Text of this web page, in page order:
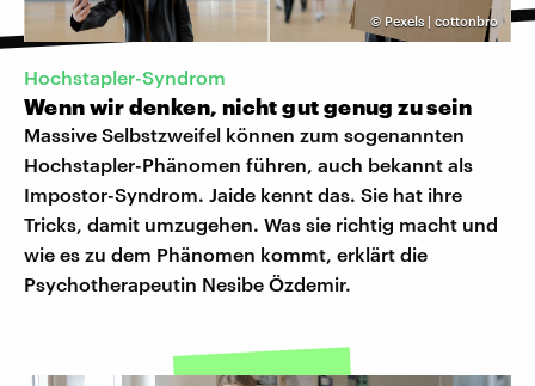
© Pexels | cottonbro
Hochstapler-Syndrom
Wenn wir denken, nicht gut genug zu sein
Massive Selbstzweifel können zum sogenannten
Hochstapler-Phänomen führen, auch bekannt als
Impostor-Syndrom. Jaide kennt das. Sie hat ihre
Tricks, damit umzugehen. Was sie richtig macht und
wie es zu dem Phänomen kommt, erklärt die
Psychotherapeutin Nesibe Özdemir.